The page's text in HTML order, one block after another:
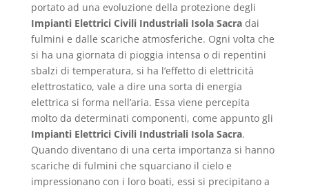
portato ad una evoluzione della protezione degli
Impianti Elettrici Civili Industriali Isola Sacradai
fulmini e dalle scariche atmosferiche. Ogni volta che
si ha una giornata di pioggia intensa o di repentini
sbalzi di temperatura, si ha l’effetto di elettricità
elettrostatico, vale a dire una sorta di energia
elettrica si forma nell’aria. Essa viene percepita
molto da determinati componenti, come appunto gli
Impianti Elettrici Civili Industriali Isola Sacra.
Quando diventano di una certa importanza si hanno
scariche di fulmini che squarciano il cielo e
impressionano con i loro boati, essi si precipitano a